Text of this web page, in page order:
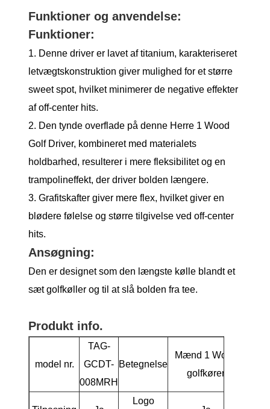
Funktioner og anvendelse:
Funktioner:
1. Denne driver er lavet af titanium, karakteriseret
letvægtskonstruktion giver mulighed for et større
sweet spot, hvilket minimerer de negative effekter
af off-center hits.
2. Den tynde overflade på denne Herre 1 Wood
Golf Driver, kombineret med materialets
holdbarhed, resulterer i mere fleksibilitet og en
trampolineffekt, der driver bolden længere.
3. Grafitskafter giver mere flex, hvilket giver en
blødere følelse og større tilgivelse ved off-center
hits.
Ansøgning:
Den er designet som den længste kølle blandt et
sæt golfkøller og til at slå bolden fra tee.
Produkt info.
model nr.
TAG-
GCDT-
008MRH
Betegnelse
Mænd 1 Wood
golfkører
Logo